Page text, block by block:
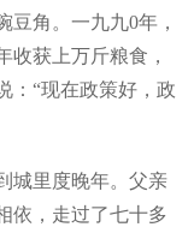
豆角。一九九0年，
收获上万斤粮食，
：“现在政策好，政
里度晚年。父亲
依，走过了七十多